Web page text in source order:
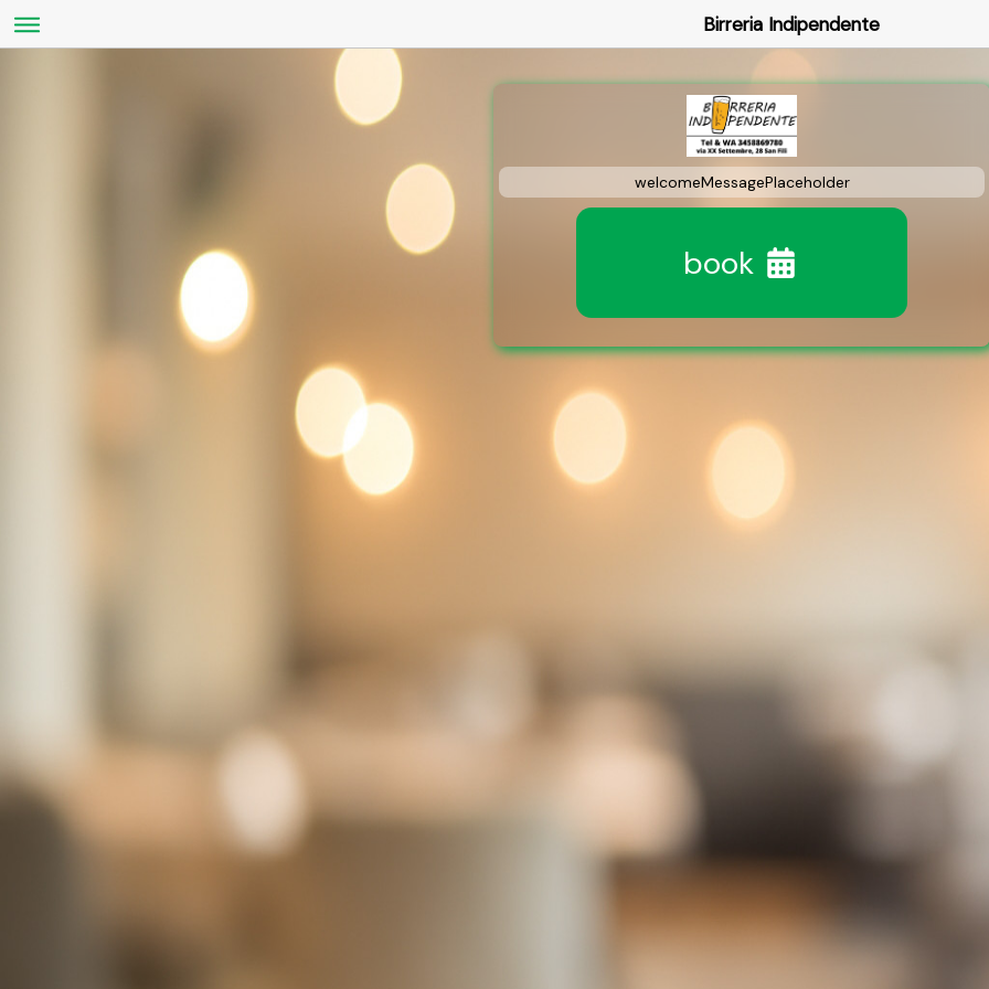
Birreria Indipendente
welcomeMessagePlaceholder
book